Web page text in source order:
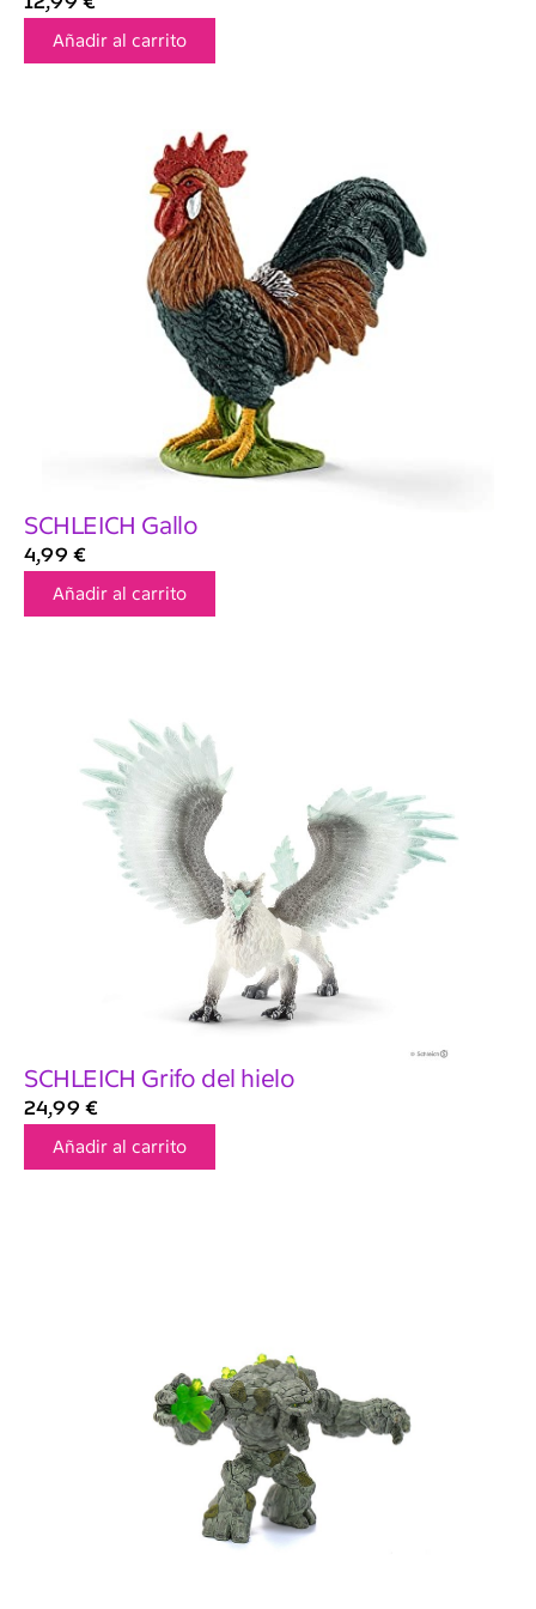
Añadir al carrito
SCHLEICH Gallo
4,99 €
Añadir al carrito
SCHLEICH Grifo del hielo
24,99 €
Añadir al carrito